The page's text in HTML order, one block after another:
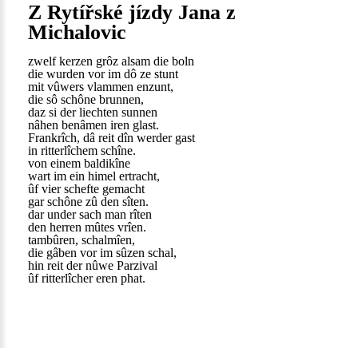
Z Rytířské jízdy Jana z
Michalovic
zwelf kerzen grôz alsam die boln
die wurden vor im dô ze stunt
mit vûwers vlammen enzunt,
die sô schône brunnen,
daz si der liechten sunnen
nâhen benâmen iren glast.
Frankrîch, dâ reit dîn werder gast
in ritterlîchem schîne.
von einem baldikîne
wart im ein himel ertracht,
ûf vier schefte gemacht
gar schône zû den sîten.
dar under sach man rîten
den herren mûtes vrîen.
tambûren, schalmîen,
die gâben vor im sûzen schal,
hin reit der nûwe Parzival
ûf ritterlîcher eren phat.